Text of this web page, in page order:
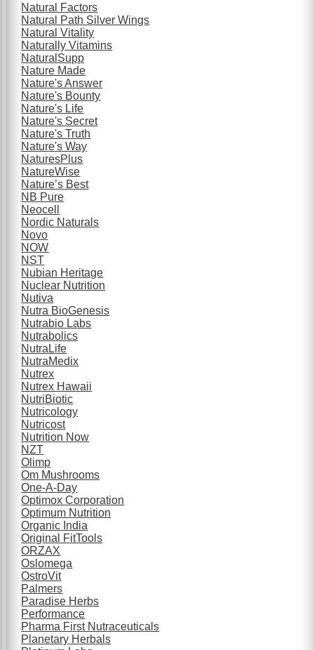
Natural Factors
Natural Path Silver Wings
Natural Vitality
Naturally Vitamins
NaturalSupp
Nature Made
Nature's Answer
Nature's Bounty
Nature's Life
Nature's Secret
Nature's Truth
Nature's Way
NaturesPlus
NatureWise
Nature’s Best
NB Pure
Neocell
Nordic Naturals
Novo
NOW
NST
Nubian Heritage
Nuclear Nutrition
Nutiva
Nutra BioGenesis
Nutrabio Labs
Nutrabolics
NutraLife
NutraMedix
Nutrex
Nutrex Hawaii
NutriBiotic
Nutricology
Nutricost
Nutrition Now
NZT
Olimp
Om Mushrooms
One-A-Day
Optimox Corporation
Optimum Nutrition
Organic India
Original FitTools
ORZAX
Oslomega
OstroVit
Palmers
Paradise Herbs
Performance
Pharma First Nutraceuticals
Planetary Herbals